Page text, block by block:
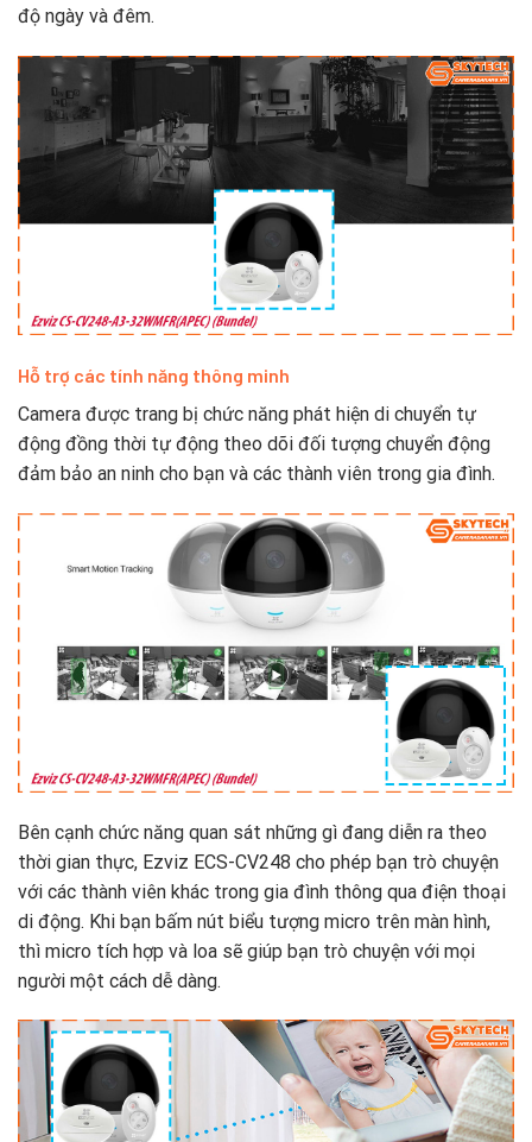
độ ngày và đêm.
Hỗ trợ các tính năng thông minh
Camera được trang bị chức năng phát hiện di chuyển tự
động đồng thời tự động theo dõi đối tượng chuyển động
đảm bảo an ninh cho bạn và các thành viên trong gia đình.
Bên cạnh chức năng quan sát những gì đang diễn ra theo
thời gian thực, Ezviz ECS-CV248 cho phép bạn trò chuyện
với các thành viên khác trong gia đình thông qua điện thoại
di động. Khi bạn bấm nút biểu tượng micro trên màn hình,
thì micro tích hợp và loa sẽ giúp bạn trò chuyện với mọi
người một cách dễ dàng.